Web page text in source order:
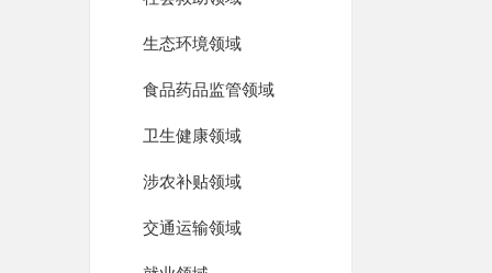
生态环境领域
食品药品监管领域
卫生健康领域
涉农补贴领域
交通运输领域